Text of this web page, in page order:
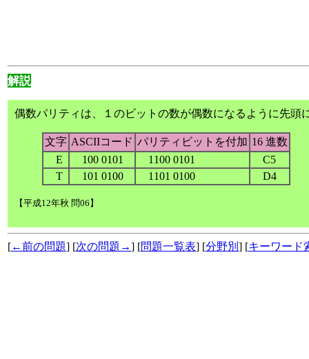
解説
偶数パリティは、１のビットの数が偶数になるように先頭
文字 ASCIIコード パリティビットを付加 16 進数
E
100 0101 1100 0101
C5
T
101 0100 1101 0100 D4
【平成12年秋 問06】
[←前の問題] [次の問題→] [問題一覧表] [分野別 ] [キーワード